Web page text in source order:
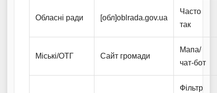
Обласні ради [обл]oblrada.gov.ua
Часто
так
Міські/ОТГ Сайт громади
Мапа/
чат-бот
Фільтр